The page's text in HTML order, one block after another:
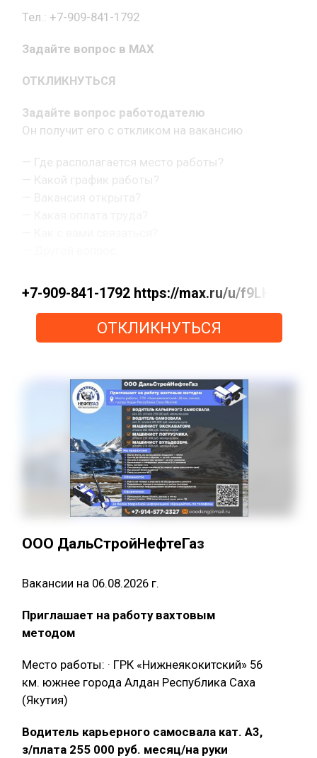
Тел.: +7-909-841-1792
Задайте вопрос в MAX
ОТКЛИКНУТЬСЯ
Задайте вопрос работодателю
Он получит его с откликом на вакансию
— Где располагается место работы?
— Какой график работы?
+7-909-841-1792 https://max.ru/u/
ОТКЛИКНУТЬСЯ
ООО ДальСтройНефтеГаз
Вакансии на 06.08.2026 г.
Приглашает на работу вахтовым
методом
Место работы: · ГРК «Нижнеякокитский» 56
км. южнее города Алдан Республика Саха
(Якутия)
Водитель карьерного самосвала кат. А3,
з/плата 255 000 руб. месяц/на руки